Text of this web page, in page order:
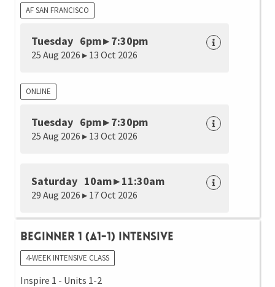
AF SAN FRANCISCO
Tuesday 6pm ▸ 7:30pm
25 Aug 2026 ▸ 13 Oct 2026
ONLINE
Tuesday 6pm ▸ 7:30pm
25 Aug 2026 ▸ 13 Oct 2026
Saturday 10am ▸ 11:30am
29 Aug 2026 ▸ 17 Oct 2026
Beginner 1 (A1-1) Intensive
4-WEEK INTENSIVE CLASS
Inspire 1 - Units 1-2